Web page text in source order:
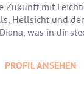
Zukunft mit
Hellsicht und
was in dir
PROFIL ANSEHEN